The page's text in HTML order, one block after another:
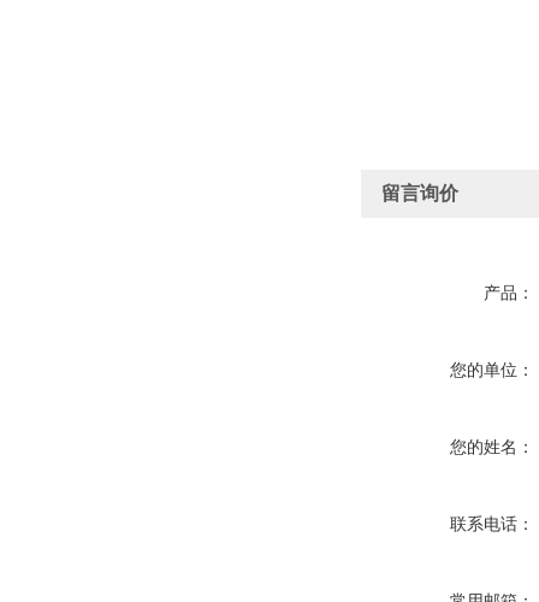
留言询价
产品：
您的单位：
您的姓名：
联系电话：